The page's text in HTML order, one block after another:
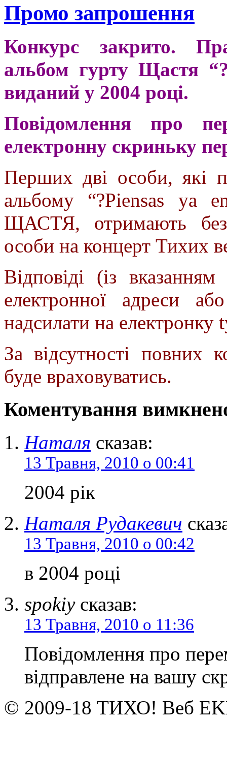
Промо запрошення
Конкурс закрито.
альбом гурту Щастя
виданий у 2004 році.
Повідомлення про
електронну скриньку
Перших дві особи, які
альбому “?Piensas ya
ЩАСТЯ, отримають
особи на концерт Тихих
Відповіді (із
електронної адреси
надсилати на
За відсутності повних
буде враховуватись.
Коментування
Наталя сказав:
13 Травня, 2010 о 00:41
2004 рік
Наталя Рудакевич
13 Травня, 2010 о 00:42
в 2004 році
spokiyсказав:
13 Травня, 2010 о 11:36
Повідомлення про
відправлене на вашу
© 2009-18 ТИХО! Веб